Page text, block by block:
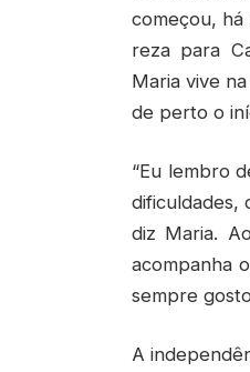
começou, há
reza para
Maria vive
de perto o
“Eu lembro
dificuldades,
diz Maria.
acompanha
sempre
A